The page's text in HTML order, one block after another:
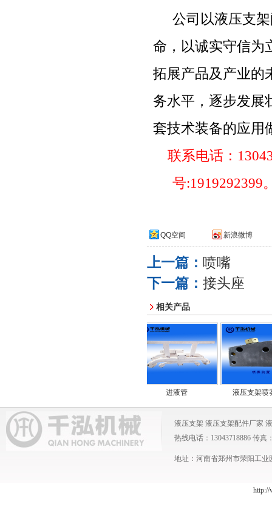
公司以液压支
命，以诚实守信为
拓展产品及产业的
务水平，逐步发展
套技术装备的应用
联系电话：
号:1919292399
QQ空间 新浪微博
上一篇： 喷嘴
下一篇： 接头座
相关产品
进液管 液压支架喷雾
液压支架 液压支架配件厂家
热线电话：13043718886 传真
地址：河南省郑州市荥阳工业
http://